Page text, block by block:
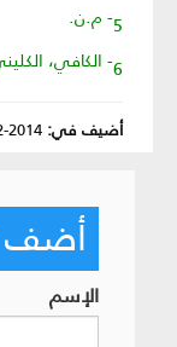
5- م.ن.
6- الكافي، الكليني، ج1، ص12.
أضيف في: 2014-12-30
أضف
الإسم